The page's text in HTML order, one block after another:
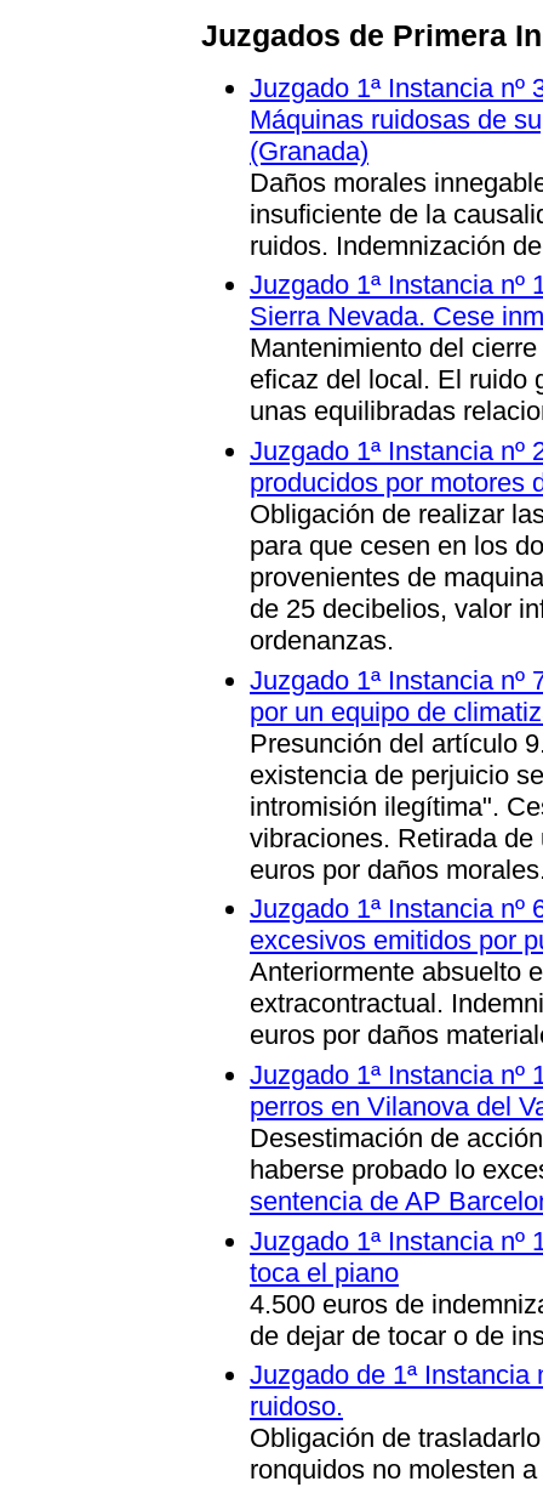
Juzgados de Primera
Juzgado 1ª Instancia nº
Máquinas ruidosas de
(Granada)
Daños morales
insuficiente de la
ruidos. Indemnización
Juzgado 1ª Instancia nº
Sierra Nevada. Cese
Mantenimiento del
eficaz del local. El ruido
unas equilibradas
Juzgado 1ª Instancia nº
producidos por motores
Obligación de realizar
para que cesen en los
provenientes de
de 25 decibelios, valor
ordenanzas.
Juzgado 1ª Instancia nº
por un equipo de
Presunción del artículo
existencia de perjuicio
intromisión ilegítima".
vibraciones. Retirada
euros por daños
Juzgado 1ª Instancia nº
excesivos emitidos por
Anteriormente absuelto
extracontractual.
euros por daños
Juzgado 1ª Instancia nº
perros en Vilanova del
Desestimación de
haberse probado lo
sentencia de AP
Juzgado 1ª Instancia nº
toca el piano
4.500 euros de
de dejar de tocar o de
Juzgado de 1ª Instancia
ruidoso.
Obligación de
ronquidos no molesten